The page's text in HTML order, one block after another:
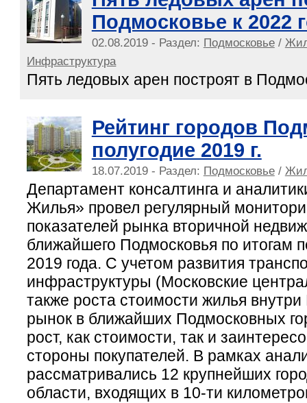
Подмосковье к 2022
02.08.2019 - Раздел: Подмосковье/
Инфраструктура
Пять ледовых арен построят в
Рейтинг городов
полугодие 2019 г.
18.07.2019 - Раздел: Подмосковье/
Департамент консалтинга и
Жилья» провел регулярный
показателей рынка вторичной
ближайшего Подмосковья по итогам
2019 года. С учетом развития
инфраструктуры (Московские
также роста стоимости жилья
рынок в ближайших Подмосковных
рост, как стоимости, так и
стороны покупателей. В рамках
рассматривались 12 крупнейших
области, входящих в 10-ти